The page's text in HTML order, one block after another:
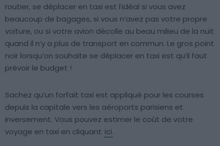
routier, se déplacer en taxi est l’idéal si vous avez
beaucoup de bagages, si vous n’avez pas votre propre
voiture, ou si votre avion décolle au beau milieu de la nuit
quand il n’y a plus de transport en commun. Le gros point
noir lorsqu’on souhaite se déplacer en taxi est qu’il faut
prévoir le budget !
Sachez qu’un forfait taxi est appliqué pour les courses
depuis la capitale vers les aéroports parisiens et
inversement. Vous pouvez estimer le coût de votre
voyage en taxi en cliquant ici.